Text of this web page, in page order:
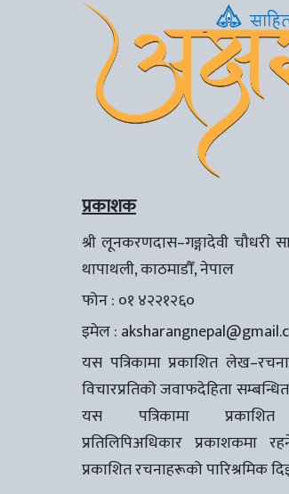
प्रकाशक
श्री लूनकरणदास–गङ्गादेवी चौधरी
थापाथली, काठमाडौँ, नेपाल
फोन : ०१ ४२२१२६०
इमेल :
यस पत्रिकामा प्रकाशित
विचारप्रतिको जवाफदेहिता
यस पत्रिकामा प्रकाशित
प्रतिलिपिअधिकार
प्रकाशित रचनाहरूको पारिश्रमिक